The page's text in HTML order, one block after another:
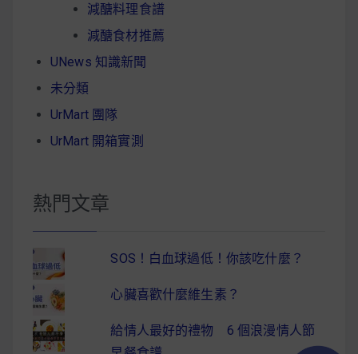
減醣料理食譜
減醣食材推薦
UNews 知識新聞
未分類
UrMart 團隊
UrMart 開箱實測
熱門文章
SOS！白血球過低！你該吃什麼？
心臟喜歡什麼維生素？
給情人最好的禮物 6 個浪漫情人節